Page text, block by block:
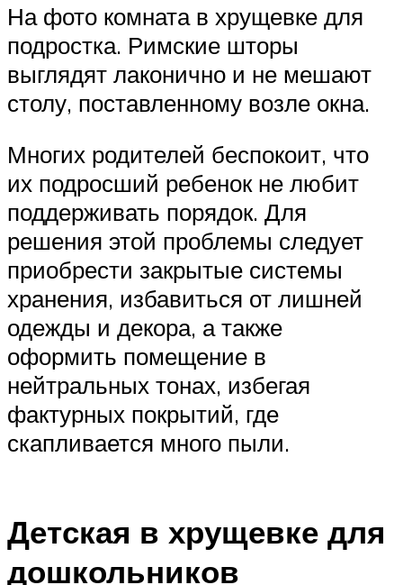
На фото комната в хрущевке для
подростка. Римские шторы
выглядят лаконично и не мешают
столу, поставленному возле окна.
Многих родителей беспокоит, что
их подросший ребенок не любит
поддерживать порядок. Для
решения этой проблемы следует
приобрести закрытые системы
хранения, избавиться от лишней
одежды и декора, а также
оформить помещение в
нейтральных тонах, избегая
фактурных покрытий, где
скапливается много пыли.
Детская в хрущевке для
дошкольников